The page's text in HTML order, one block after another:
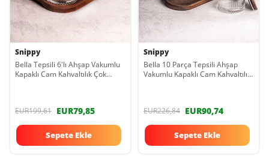
Snippy
Bella Tepsili 6'lı Ahşap Vakumlu
Kapaklı Cam Kahvaltılık Çok
EUR199,61 EUR79,85
Sepete Ekle
Snippy
Bella 10 Parça Tepsili Ahşap
Vakumlu Kapaklı Cam Kahvaltılık
EUR226,84 EUR90,74
Sepete Ekle